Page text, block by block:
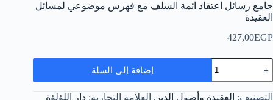
جامع رسائل اعتقاد ائمة السلف مع فهرس موضوعي لمسائل
العقيدة
427,00EGP
كمية
جامع
رسائل
اعتقاد
إضافة إلى السلة
التصنيف: العقيدة وأصول الدين العلامة التجارية: دار اللؤلؤة